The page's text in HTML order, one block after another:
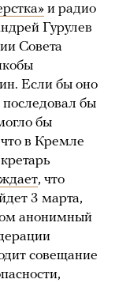
и радио
Гурулев
Совета
Если бы оно
последовал бы
бы
что в Кремле
, что
3 марта,
анонимный
совещание